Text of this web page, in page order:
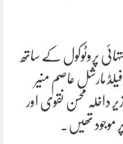
پروٹوکول کے ساتھ
مارشل عاصم منیر
داخلہ محسن نقوی اور
موجود تھیں۔